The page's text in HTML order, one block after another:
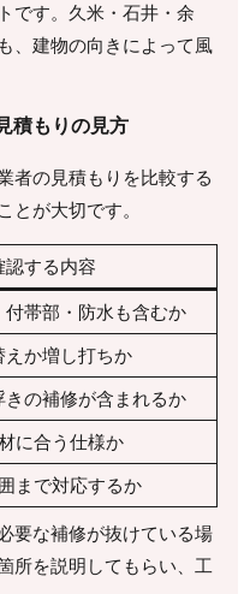
です。久米・石井・余
、建物の向きによって風
積もりの見方
者の見積もりを比較する
とが大切です。
認する内容
帯部・防水も含むか
えか増し打ちか
の補修が含まれるか
に合う仕様か
まで対応するか
要な補修が抜けている場
所を説明してもらい、工